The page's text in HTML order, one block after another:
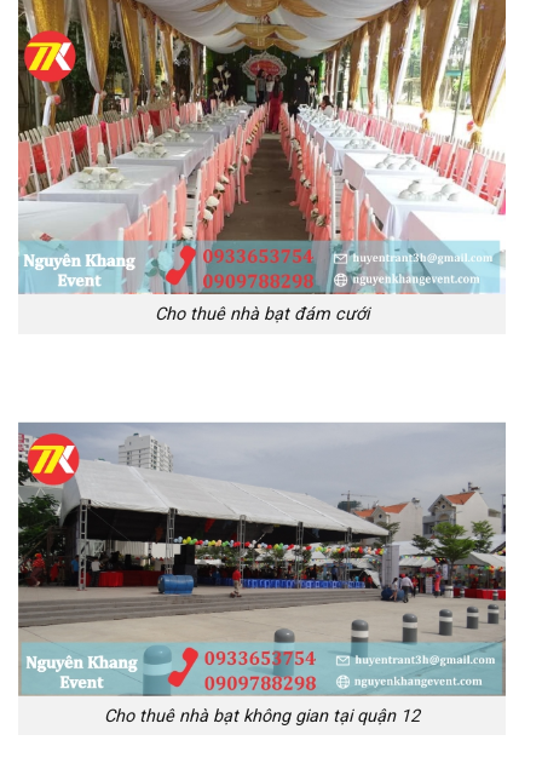
Cho thuê nhà bạt đám cưới
Cho thuê nhà bạt không gian tại quận 12